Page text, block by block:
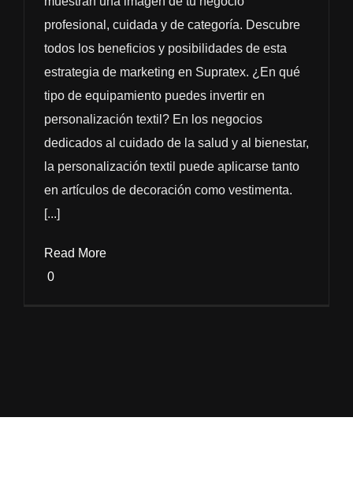
profesional, cuidada y de categoría. Descubre
todos los beneficios y posibilidades de esta
estrategia de marketing en Supratex. ¿En qué
tipo de equipamiento puedes invertir en
personalización textil? En los negocios
dedicados al cuidado de la salud y al bienestar,
la personalización textil puede aplicarse tanto
en artículos de decoración como vestimenta.
[...]
Read More
0